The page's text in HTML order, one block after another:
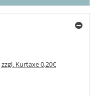
zzgl. Kurtaxe 0,20€